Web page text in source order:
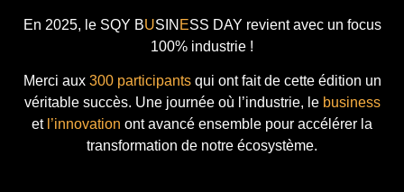
En 2025, le SQY BUSIN ESS DAY revient avec un focus
100% industrie !
Merci aux 300 participantsqui ont fait de cette édition un
véritable succès. Une journée où l’industrie, le business
et l’innovation ont avancé ensemble pour accélérer la
transformation de notre écosystème.